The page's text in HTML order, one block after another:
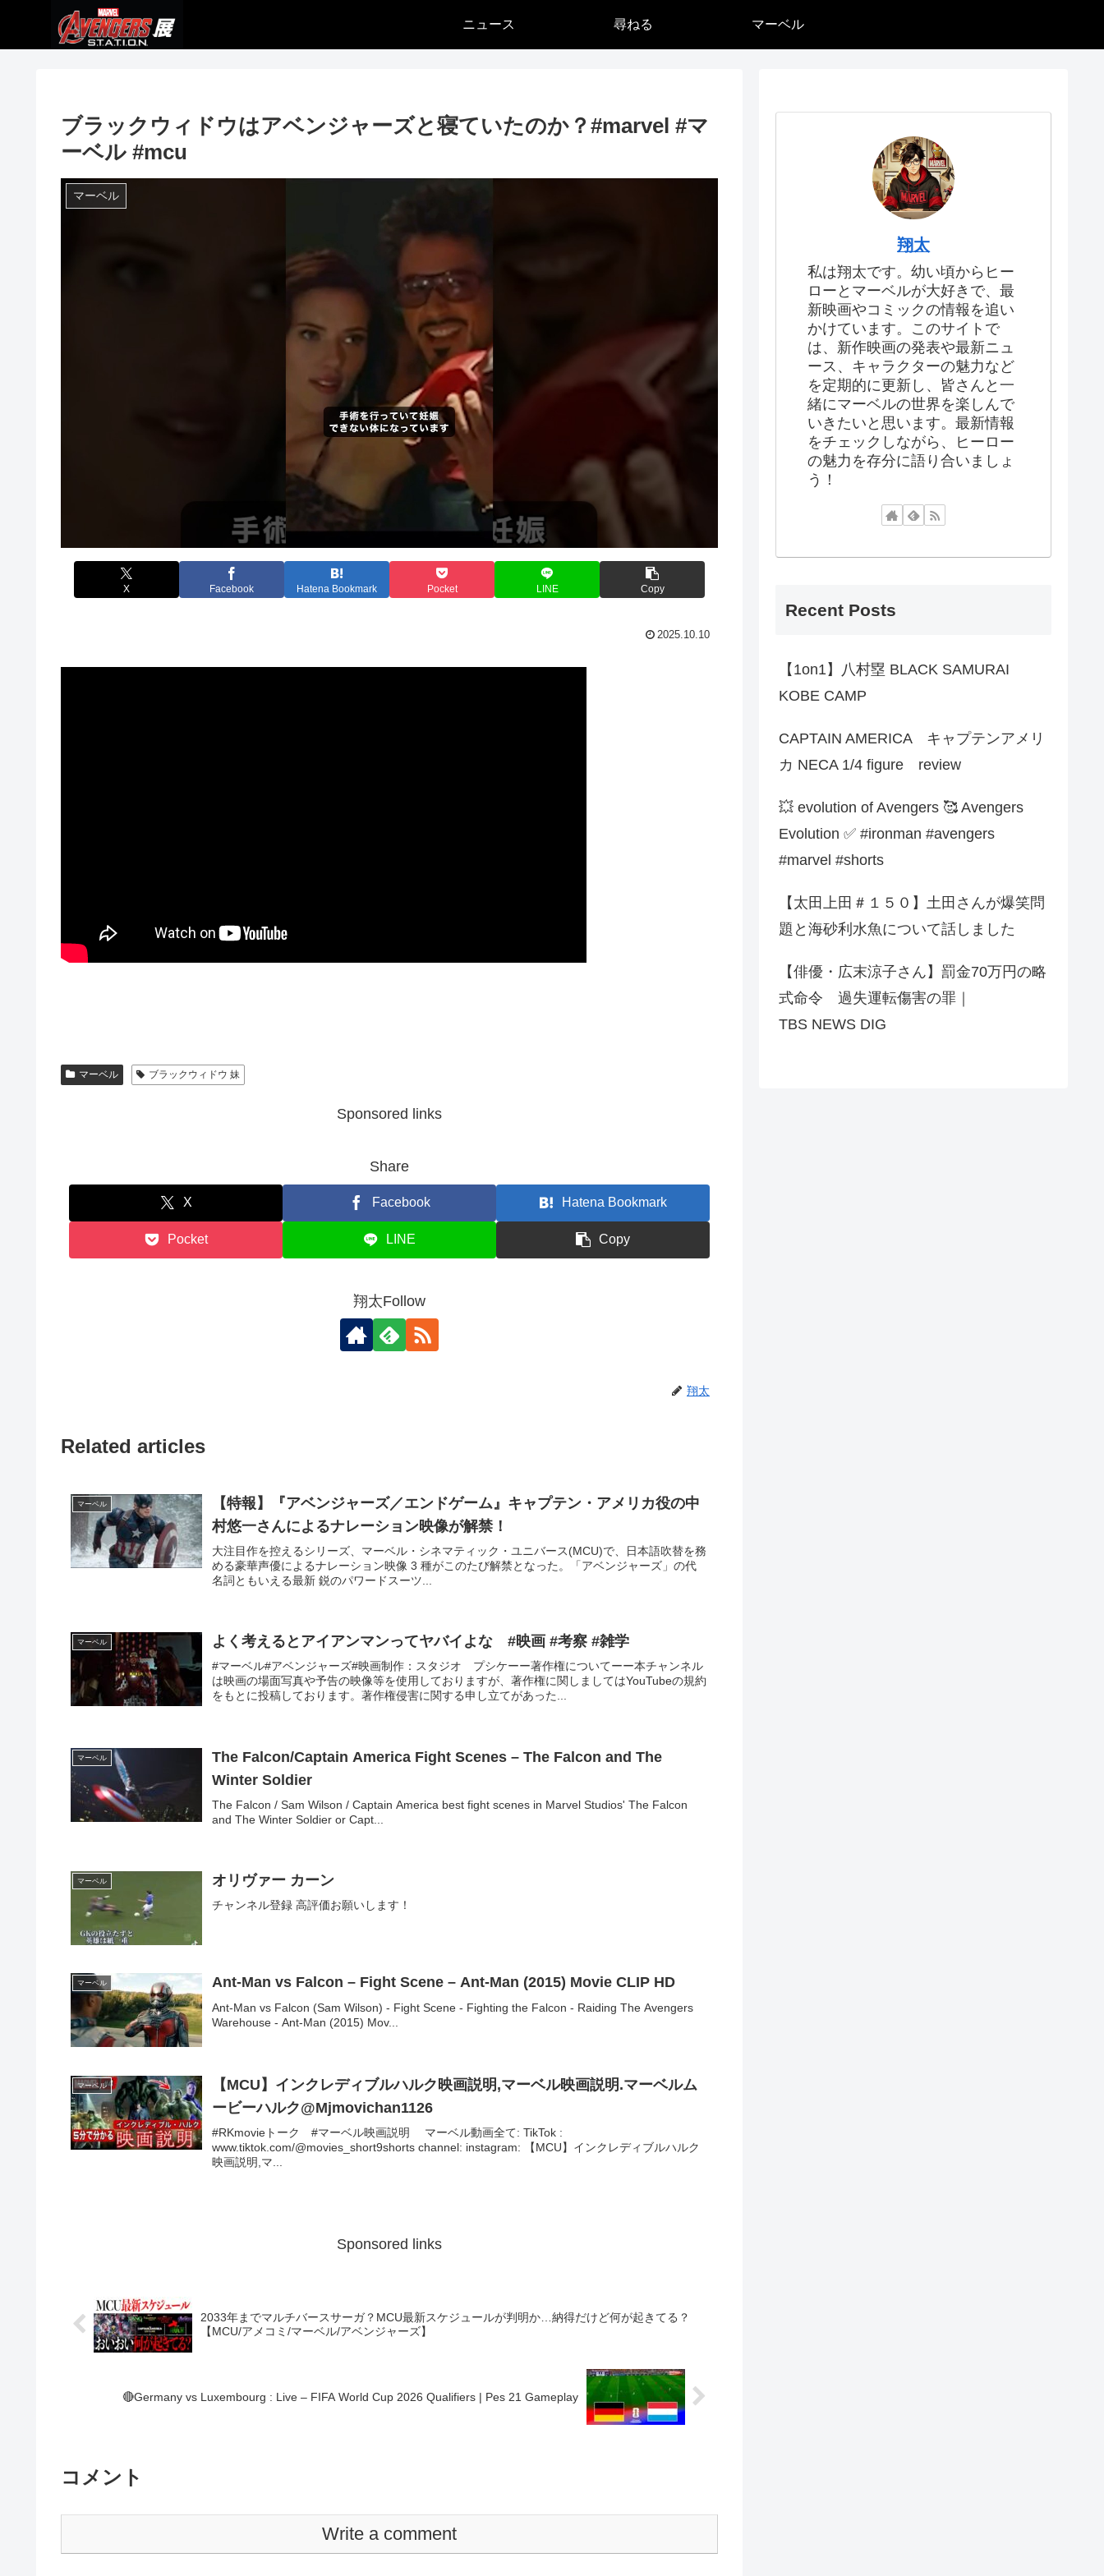
ニュース 尋ねる マーベル
ブラックウィドウはアベンジャーズと寝ていたのか？#marvel #マ
ーベル #mcu
マーベル
X Facebook Hatena Bookmark Pocket LINE Copy
2025.10.10
マーベル ブラックウィドウ 妹
Sponsored links
Share
X Facebook Hatena Bookmark
Pocket LINE Copy
翔太Follow
翔太
Related articles
マーベル
【特報】『アベンジャーズ／エンドゲーム』キャプテン・アメリカ役の中
村悠一さんによるナレーション映像が解禁！
大注目作を控えるシリーズ、マーベル・シネマティック・ユニバース(MCU)で、日本語吹替を務
める豪華声優によるナレーション映像 3 種がこのたび解禁となった。「アベンジャーズ」の代
名詞ともいえる最新 鋭のパワードスーツ...
マーベル よく考えるとアイアンマンってヤバイよな #映画 #考察 #雑学
#マーベル#アベンジャーズ#映画制作：スタジオ プシケーー著作権についてーー本チャンネル
は映画の場面写真や予告の映像等を使用しておりますが、著作権に関しましてはYouTubeの規約
をもとに投稿しております。著作権侵害に関する申し立てがあった...
マーベル
The Falcon/Captain America Fight Scenes – The Falcon and The
Winter Soldier
The Falcon / Sam Wilson / Captain America best fight scenes in Marvel Studios' The Falcon
and The Winter Soldier or Capt...
マーベル オリヴァー カーン
チャンネル登録 高評価お願いします！
マーベル Ant-Man vs Falcon – Fight Scene – Ant-Man (2015) Movie CLIP HD
Ant-Man vs Falcon (Sam Wilson) - Fight Scene - Fighting the Falcon - Raiding The Avengers
Warehouse - Ant-Man (2015) Mov...
マーベル
【MCU】インクレディブルハルク映画説明,マーベル映画説明.マーベルム
ービーハルク@Mjmovichan1126
#RKmovieトーク #マーベル映画説明 マーベル動画全て: TikTok :
www.tiktok.com/@movies_short9shorts channel: instagram: 【MCU】インクレディブルハルク
映画説明,マ...
Sponsored links
2033年までマルチバースサーガ？MCU最新スケジュールが判明か…納得だけど何が起きてる？
【MCU/アメコミ/マーベル/アベンジャーズ】
🔴Germany vs Luxembourg : Live – FIFA World Cup 2026 Qualifiers | Pes 21 Gameplay
コメント
Write a comment
翔太
私は翔太です。幼い頃からヒー
ローとマーベルが大好きで、最
新映画やコミックの情報を追い
かけています。このサイトで
は、新作映画の発表や最新ニュ
ース、キャラクターの魅力など
を定期的に更新し、皆さんと一
緒にマーベルの世界を楽しんで
いきたいと思います。最新情報
をチェックしながら、ヒーロー
の魅力を存分に語り合いましょ
う！
Recent Posts
【1on1】八村塁 BLACK SAMURAI
KOBE CAMP
CAPTAIN AMERICA キャプテンアメリ
カ NECA 1/4 figure review
💥 evolution of Avengers 🥰 Avengers
Evolution ✅️ #ironman #avengers
#marvel #shorts
【太田上田＃１５０】土田さんが爆笑問
題と海砂利水魚について話しました
【俳優・広末涼子さん】罰金70万円の略
式命令 過失運転傷害の罪｜
TBS NEWS DIG